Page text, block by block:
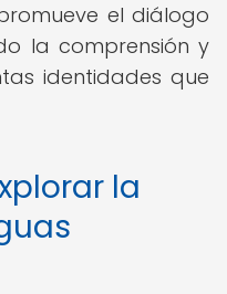
el diálogo
la comprensión y
identidades que
la